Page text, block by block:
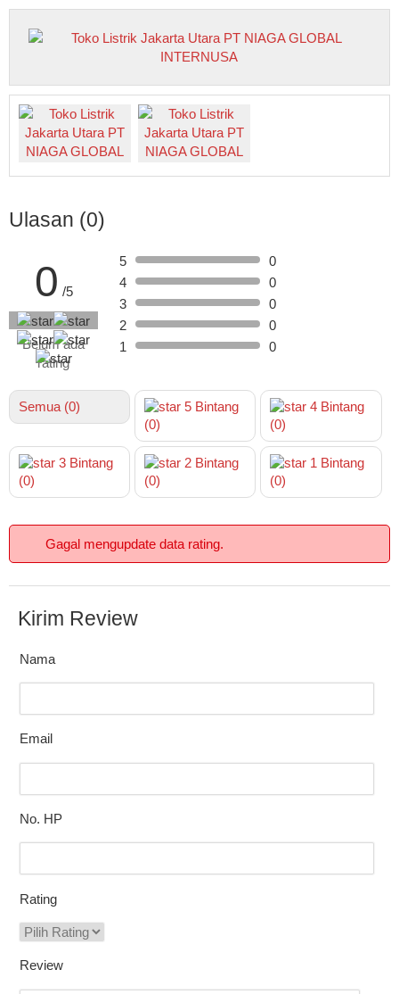
Ulasan (0)
0 /5
Belum ada
rating
5
0
4
0
3
0
2
0
1
0
Semua (0) 5 Bintang
(0)
4 Bintang
(0)
3 Bintang
(0)
2 Bintang
(0)
1 Bintang
(0)
Gagal mengupdate data rating.
Kirim Review
Nama
Email
No. HP
Rating
Review